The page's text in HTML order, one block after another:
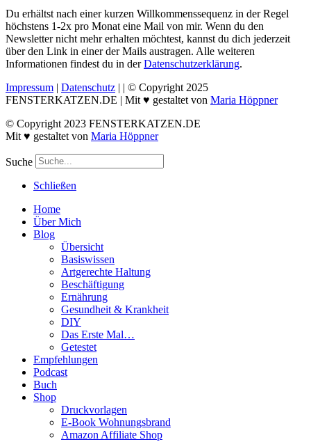
Du erhältst nach einer kurzen Willkommenssequenz in der Regel
höchstens 1-2x pro Monat eine Mail von mir. Wenn du den
Newsletter nicht mehr erhalten möchtest, kannst du dich jederzeit
über den Link in einer der Mails austragen. Alle weiteren
Informationen findest du in derDatenschutzerklärung.
Impressum | Datenschutz | | © Copyright 2025
FENSTERKATZEN.DE | Mit ♥ gestaltet von Maria Höppner
© Copyright 2023 FENSTERKATZEN.DE
Mit ♥ gestaltet von Maria Höppner
Suche
Schließen
Home
Über Mich
Blog
Übersicht
Basiswissen
Artgerechte Haltung
Beschäftigung
Ernährung
Gesundheit & Krankheit
DIY
Das Erste Mal…
Getestet
Empfehlungen
Podcast
Buch
Shop
Druckvorlagen
E-Book Wohnungsbrand
Amazon Affiliate Shop